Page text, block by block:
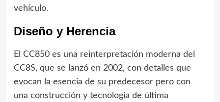
vehículo.
Diseño y Herencia
El CC850 es una reinterpretación moderna del
CC8S, que se lanzó en 2002, con detalles que
evocan la esencia de su predecesor pero con
una construcción y tecnología de última